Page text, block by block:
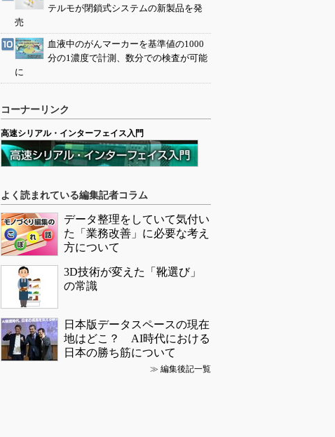
テルモが閉鎖式システムの新製品を発
売
血液中のがんマーカーを基準値の1000
分の1濃度で計測、数分での検査が可能
に
コーナーリンク
高速シリアル・インターフェイス入門
よく読まれている編集記者コラム
データ整理をしていて気付い
た「業務改善」に必要な考え
方について
3D技術が変えた「靴選び」
の常識
日本版データスペースの現在
地はどこ？ AI時代における
日本の勝ち筋について
≫ 編集後記一覧